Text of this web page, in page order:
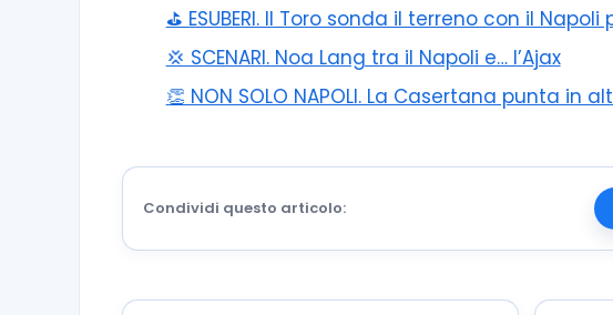
⛳ ESUBERI. Il Toro sonda il terreno con il
💢 SCENARI. Noa Lang tra il Napoli e… l’Ajax
👏 NON SOLO NAPOLI. La Casertana punta in
Condividi questo articolo: